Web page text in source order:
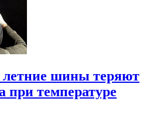
летние шины теряют
при температуре